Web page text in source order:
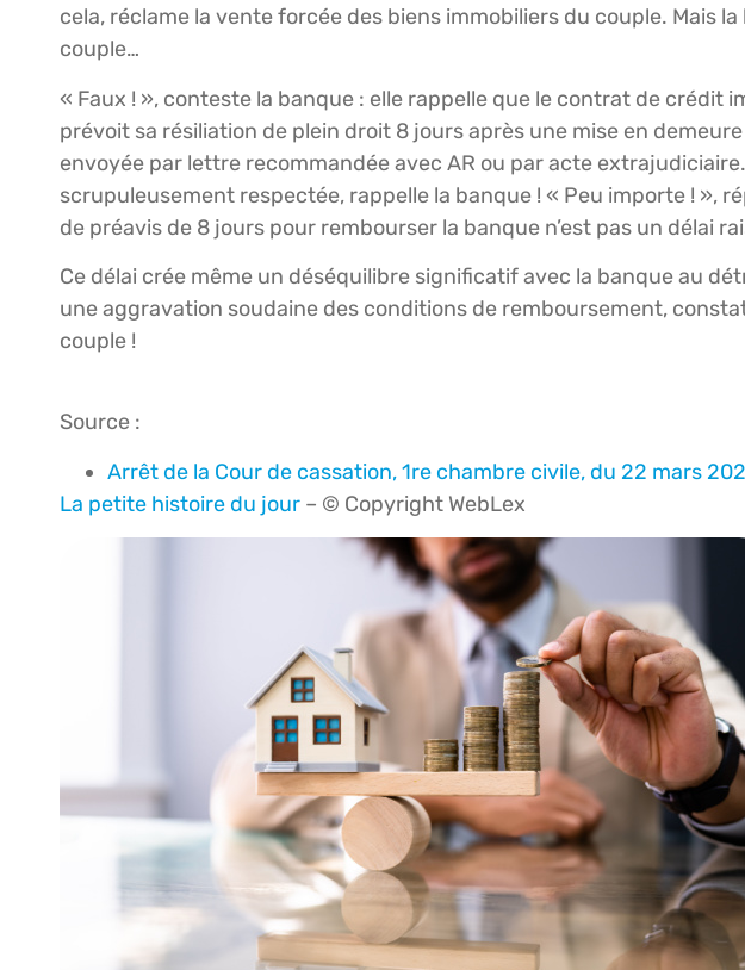
cela, réclame la vente forcée des biens immobiliers du couple. Mais
couple…
« Faux ! », conteste la banque : elle rappelle que le contrat de crédit
prévoit sa résiliation de plein droit 8 jours après une mise en
envoyée par lettre recommandée avec AR ou par acte
scrupuleusement respectée, rappelle la banque ! « Peu importe ! »,
de préavis de 8 jours pour rembourser la banque n’est pas un délai
Ce délai crée même un déséquilibre significatif avec la banque au
une aggravation soudaine des conditions de remboursement,
couple !
Source :
Arrêt de la Cour de cassation, 1re chambre civile, du 22 mars
La petite histoire du jour – © Copyright WebLex